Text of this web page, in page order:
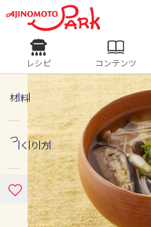
ログインすると
ログイン
ホーム
コンテンツ
レシピ
人気の食材・レシピ
きゅうり なす
ピーマン
みょうが
レシピ コンテンツ
材料
つくり方